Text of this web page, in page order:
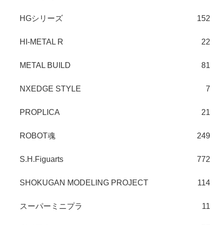
HGシリーズ 152
HI-METAL R 22
METAL BUILD 81
NXEDGE STYLE 7
PROPLICA 21
ROBOT魂 249
S.H.Figuarts 772
SHOKUGAN MODELING PROJECT 114
スーパーミニプラ 11